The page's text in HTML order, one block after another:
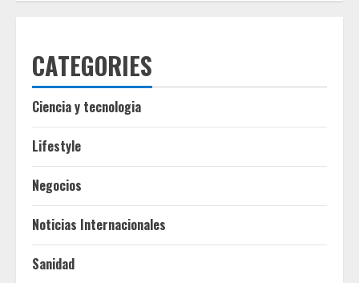
CATEGORIES
Ciencia y tecnologia
Lifestyle
Negocios
Noticias Internacionales
Sanidad